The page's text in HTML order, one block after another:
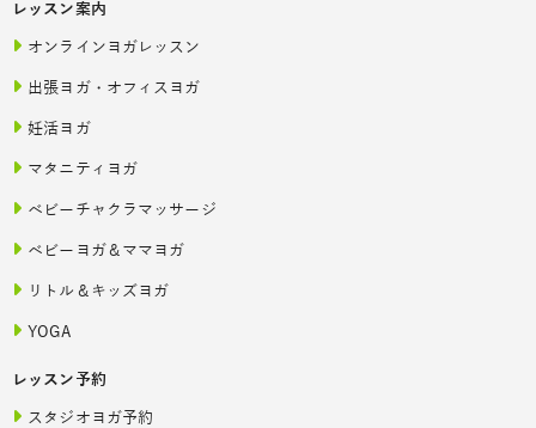
レッスン案内
オンラインヨガレッスン
出張ヨガ・オフィスヨガ
妊活ヨガ
マタニティヨガ
ベビーチャクラマッサージ
ベビーヨガ＆ママヨガ
リトル＆キッズヨガ
YOGA
レッスン予約
スタジオヨガ予約